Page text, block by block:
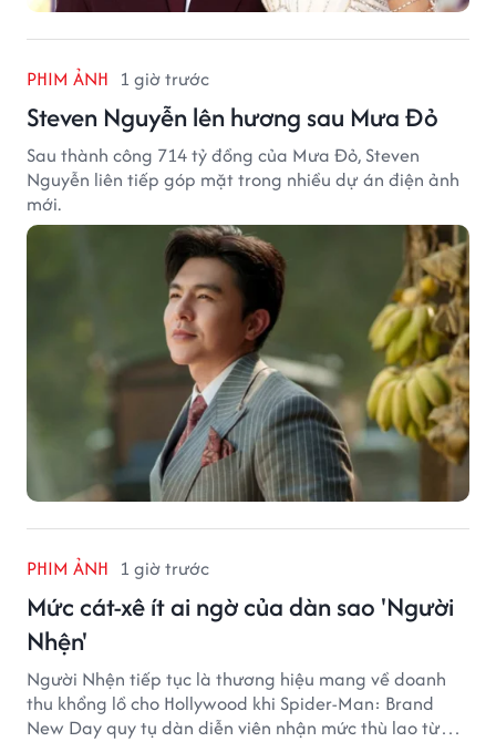
PHIM ẢNH 1 giờ trước
Steven Nguyễn lên hương sau Mưa Đỏ
Sau thành công 714 tỷ đồng của Mưa Đỏ, Steven
Nguyễn liên tiếp góp mặt trong nhiều dự án điện ảnh
mới.
PHIM ẢNH 1 giờ trước
Mức cát-xê ít ai ngờ của dàn sao 'Người
Nhện'
Người Nhện tiếp tục là thương hiệu mang về doanh
thu khổng lồ cho Hollywood khi Spider-Man: Brand
New Day quy tụ dàn diễn viên nhận mức thù lao từ